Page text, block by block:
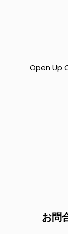
Open Up
お問